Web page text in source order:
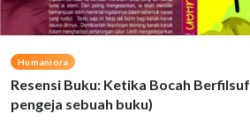
Humaniora
Resensi Buku: Ketika Bocah
pengeja sebuah buku)